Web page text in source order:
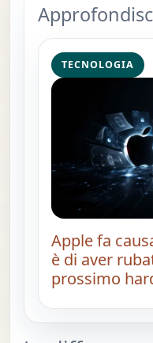
TECNOLOGIA
Apple fa
è di aver
prossimo